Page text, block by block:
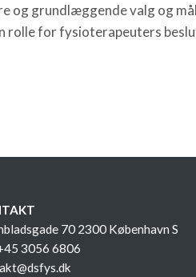
og grundlæggende valg og
rolle for fysioterapeuters
70 2300 København S
3056 6806